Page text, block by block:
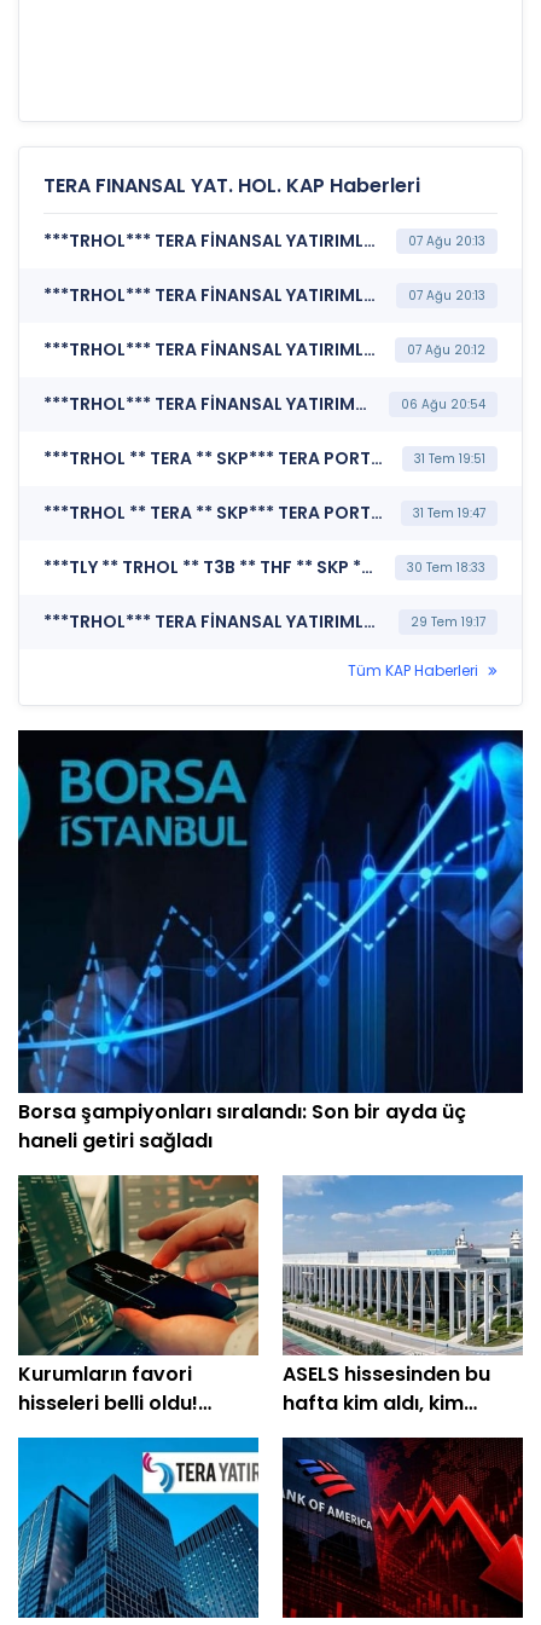
TERA FINANSAL YAT. HOL. KAP Haberleri
***TRHOL*** TERA FİNANSAL YATIRIMLAR HOLDİNG A.Ş. (Sorumluluk Beyanı (Konsolide Olmayan)) 07 Ağu 20:13
***TRHOL*** TERA FİNANSAL YATIRIMLAR HOLDİNG A.Ş. (Faaliyet Raporu (Konsolide Olmayan)) 07 Ağu 20:13
***TRHOL*** TERA FİNANSAL YATIRIMLAR HOLDİNG A.Ş. (Finansal Rapor ) 07 Ağu 20:12
***TRHOL*** TERA FİNANSAL YATIRIMLAR HOLDİNG A.Ş. (Şirket Genel Bilgi Formu) 06 Ağu 20:54
***TRHOL ** TERA ** SKP*** TERA PORTFÖY YÖNETİMİ A.Ş. (Sorumluluk Beyanı (Konsolide Olmayan)) 31 Tem 19:51
***TRHOL ** TERA ** SKP*** TERA PORTFÖY YÖNETİMİ A.Ş. (Faaliyet Raporu (Konsolide Olmayan)) 31 Tem 19:47
***TLY ** TRHOL ** T3B ** THF ** SKP ** DOH ** TMV*** TERA PORTFÖY YÖNETİMİ A.Ş. (Pay Alım Satım Bildirimi) 30 Tem 18:33
***TRHOL*** TERA FİNANSAL YATIRIMLAR HOLDİNG A.Ş. (Özel Durum Açıklaması (Genel)) 29 Tem 19:17
Tüm KAP Haberleri
Borsa şampiyonları sıralandı: Son bir ayda üç
haneli getiri sağladı
Kurumların favori
hisseleri belli oldu!
Yüzde 200'e yakın getiri
ASELS hissesinden bu
hafta kim aldı, kim
sattı?